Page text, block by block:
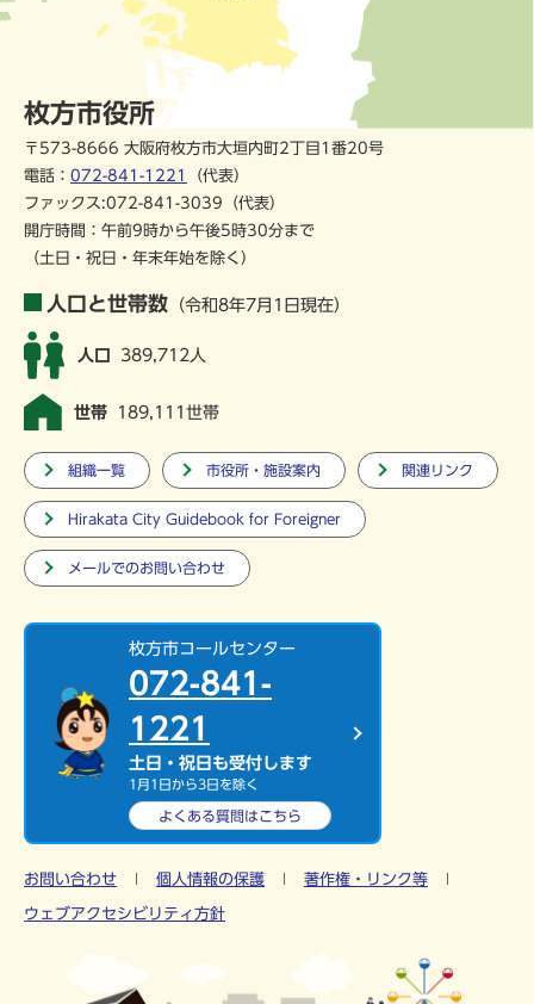
枚方市役所
〒573-8666 大阪府枚方市大垣内町2丁目1番20号
電話： 072-841-1221
（代表）
ファックス:072-841-3039（代表）
開庁時間：午前9時から午後5時30分まで
（土日・祝日・年末年始を除く）
人口と世帯数 （令和8年7月1日現在）
人口 389,712人
世帯 189,111世帯
組織一覧 市役所・施設案内 関連リンク
Hirakata City Guidebook for Foreigner
メールでのお問い合わせ
枚方市コールセンター
072-841-
1221
土日・祝日も受付します
1月1日から3日を除く
よくある質問はこちら
お問い合わせ 個人情報の保護 著作権・リンク等
ウェブアクセシビリティ方針